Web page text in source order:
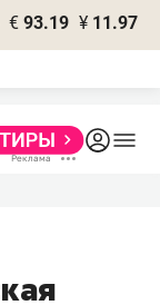
€ 93.19 ¥ 11.97